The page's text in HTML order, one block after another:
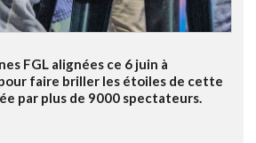
FGL alignées ce 6 juin à
faire briller les étoiles de cette
par plus de 9000 spectateurs.